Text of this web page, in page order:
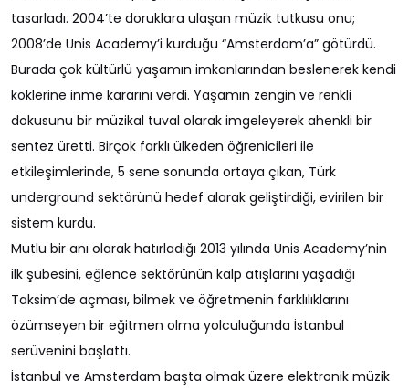
tasarladı. 2004’te doruklara ulaşan müzik tutkusu onu;
2008’de Unis Academy’i kurduğu “Amsterdam’a” götürdü.
Burada çok kültürlü yaşamın imkanlarından beslenerek kendi
köklerine inme kararını verdi. Yaşamın zengin ve renkli
dokusunu bir müzikal tuval olarak imgeleyerek ahenkli bir
sentez üretti. Birçok farklı ülkeden öğrenicileri ile
etkileşimlerinde, 5 sene sonunda ortaya çıkan, Türk
underground sektörünü hedef alarak geliştirdiği, evirilen bir
sistem kurdu.
Mutlu bir anı olarak hatırladığı 2013 yılında Unis Academy’nin
ilk şubesini, eğlence sektörünün kalp atışlarını yaşadığı
Taksim’de açması, bilmek ve öğretmenin farklılıklarını
özümseyen bir eğitmen olma yolculuğunda İstanbul
serüvenini başlattı.
İstanbul ve Amsterdam başta olmak üzere elektronik müzik